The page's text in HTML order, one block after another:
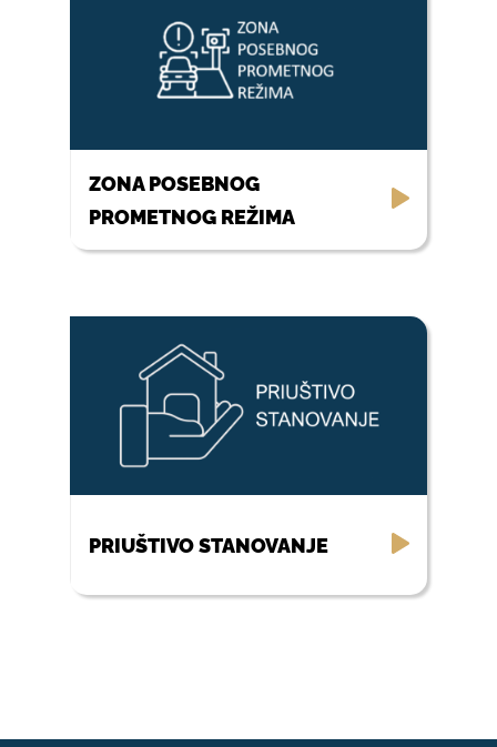
ZONA POSEBNOG
PROMETNOG REŽIMA
PRIUŠTIVO STANOVANJE